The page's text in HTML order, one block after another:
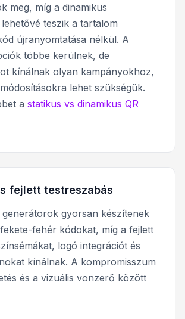
meg, míg a dinamikus
teszik a tartalom
újranyomtatása nélkül. A
többe kerülnek, de
kínálnak olyan kampányokhoz,
lehet szükségük.
a statikus vs dinamikus QR
fejlett testreszabás
gyorsan készítenek
fehér kódokat, míg a fejlett
logó integrációt és
kínálnak. A kompromisszum
és a vizuális vonzerő között